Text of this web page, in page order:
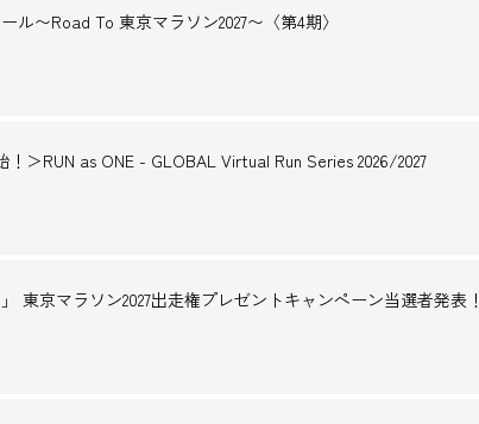
ル〜Road To 東京マラソン2027〜〈第4期〉
＞RUN as ONE - GLOBAL Virtual Run Series 2026/2027
東京マラソン2027出走権プレゼントキャンペーン当選者発表！